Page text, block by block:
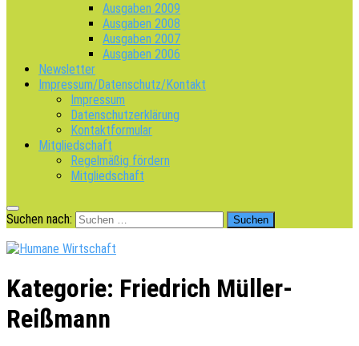
Ausgaben 2009
Ausgaben 2008
Ausgaben 2007
Ausgaben 2006
Newsletter
Impressum/Datenschutz/Kontakt
Impressum
Datenschutzerklärung
Kontaktformular
Mitgliedschaft
Regelmäßig fördern
Mitgliedschaft
Suchen nach:
Kategorie: Friedrich Müller-
Reißmann